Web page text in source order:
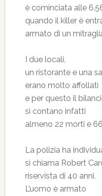
è cominciata alle
quando il killer è
armato di un
I due locali,
un ristorante e una
erano molto affollati
e per questo il
si contano infatti
almeno 22 morti e
La polizia ha
si chiama Robert
riservista di 40 anni.
L’uomo è armato